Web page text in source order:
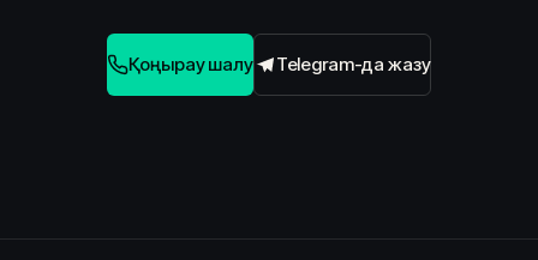
Қоңырау шалу Telegram-да жазу